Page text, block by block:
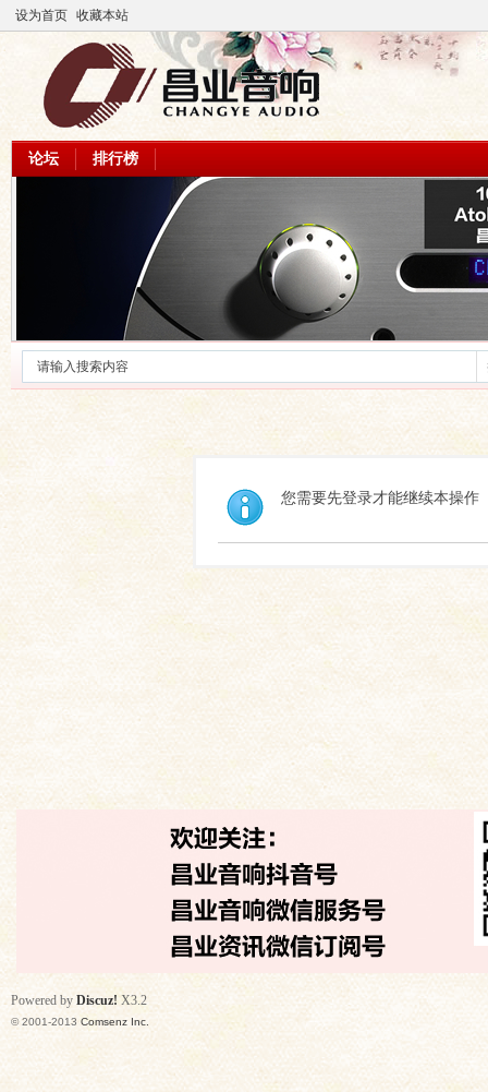
设为首页 收藏本站
论坛 排行榜
您需要先登录才能继续本操作
Powered by Discuz! X3.2
© 2001-2013 Comsenz Inc.